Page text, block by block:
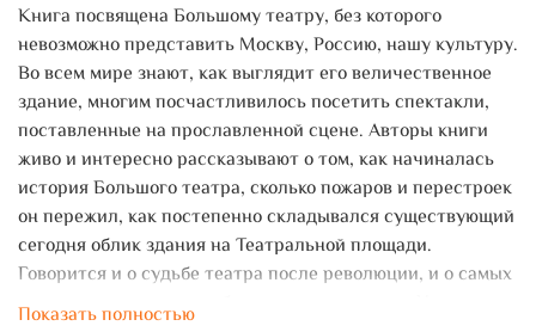
Книга посвящена Большому театру, без которого
невозможно представить Москву, Россию, нашу культуру.
Во всем мире знают, как выглядит его величественное
здание, многим посчастливилось посетить спектакли,
поставленные на прославленной сцене. Авторы книги
живо и интересно рассказывают о том, как начиналась
история Большого театра, сколько пожаров и перестроек
он пережил, как постепенно складывался существующий
сегодня облик здания на Театральной площади.
Говорится и о судьбе театра после революции, и о самых
знаменитых оперных и балетных спектаклях. И, конечно,
Показать полностью